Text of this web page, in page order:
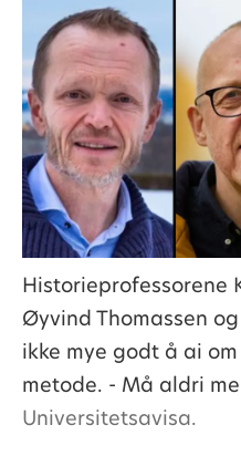
Historieprofessorene
Øyvind Thomassen
ikke mye godt å ai
metode. - Må aldri
Universitetsavisa.